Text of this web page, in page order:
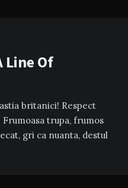
Line Of
britanici! Respect
trupa, frumos
gri ca nuanta, destul